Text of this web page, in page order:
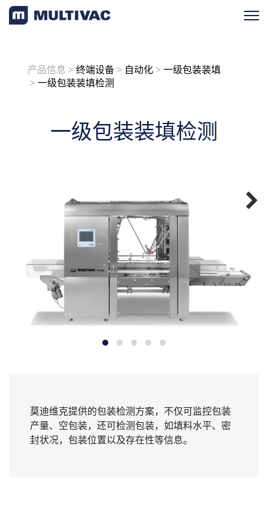
包装设备
终端设备
服务支持
新闻与活动
产品信息 >终端设备 > 自动化 >一级包装装填
>一级包装装填检测
一级包装装填检测
莫迪维克提供的包装检测方案，不仅可监控包装
产量、空包装，还可检测包装，如填料水平、密
封状况，包装位置以及存在性等信息。